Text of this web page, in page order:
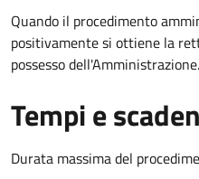
Quando il procedimento
positivamente si ottiene la
possesso dell'Amministrazione.
Tempi e
Durata massima del